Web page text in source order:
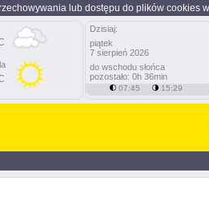
lub dostępu do plików cookies
Dzisiaj:
piątek
7 sierpień 2026
do wschodu słońca
pozostało: 0h 36min
07:45 15:29